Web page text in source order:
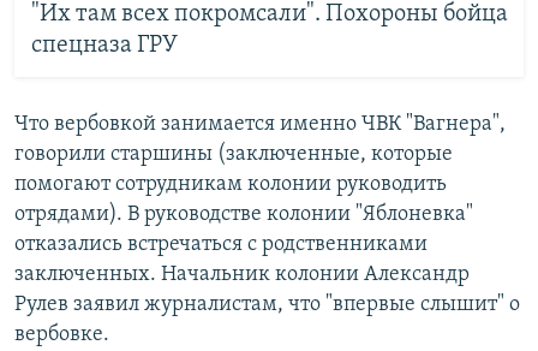
"Их там всех покромсали". Похороны бойца
спецназа ГРУ
Что вербовкой занимается именно ЧВК "Вагнера",
говорили старшины (заключенные, которые
помогают сотрудникам колонии руководить
отрядами). В руководстве колонии "Яблоневка"
отказались встречаться с родственниками
заключенных. Начальник колонии Александр
Рулев заявил журналистам, что "впервые слышит" о
вербовке.